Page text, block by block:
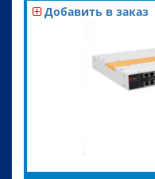
Добавить в заказ